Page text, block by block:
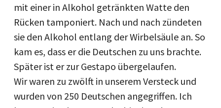
mit einer in Alkohol getränkten Watte den
Rücken tamponiert. Nach und nach zündeten
sie den Alkohol entlang der Wirbelsäule an. So
kam es, dass er die Deutschen zu uns brachte.
Später ist er zur Gestapo übergelaufen.
Wir waren zu zwölft in unserem Versteck und
wurden von 250 Deutschen angegriffen. Ich